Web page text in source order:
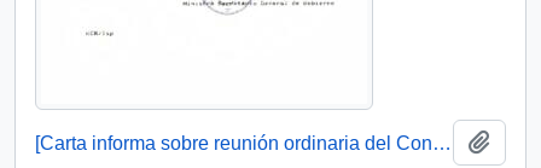
[Carta informa sobre reunión ordinaria del Consejo de Gabinete]